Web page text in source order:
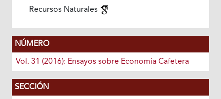
Recursos Naturales
NÚMERO
Vol. 31 (2016): Ensayos sobre Economía Cafetera
SECCIÓN